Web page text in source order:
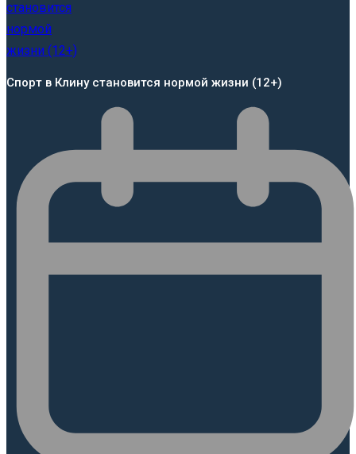
Спорт в Клину становится нормой жизни (12+)